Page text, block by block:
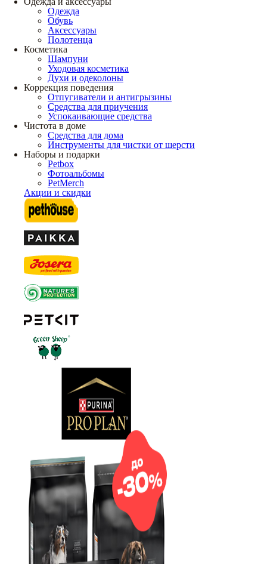
Одежда
Обувь
Аксессуары
Полотенца
Косметика
Шампуни
Уходовая косметика
Духи и одеколоны
Коррекция поведения
Отпугиватели и антигрызины
Средства для приучения
Успокаивающие средства
Чистота в доме
Средства для дома
Инструменты для чистки от шерсти
Наборы и подарки
Petbox
Фотоальбомы
PetMerch
Акции и скидки